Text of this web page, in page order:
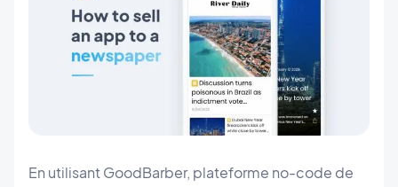
En utilisant GoodBarber, plateforme no-code de